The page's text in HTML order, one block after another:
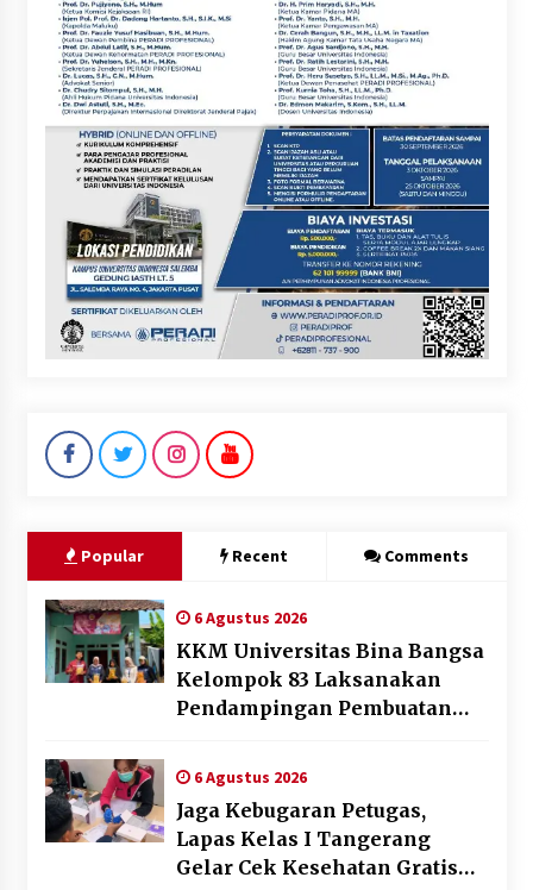
Popular Recent Comments
6 Agustus 2026
KKM Universitas Bina Bangsa
Kelompok 83 Laksanakan
Pendampingan Pembuatan
Memperkuat Pemasaran
UMKM di Desa Cempaka
6 Agustus 2026
Jaga Kebugaran Petugas,
Lapas Kelas I Tangerang
Gelar Cek Kesehatan Gratis